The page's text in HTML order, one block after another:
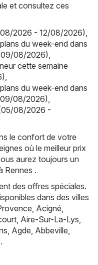
et consultez ces
2026 - 12/08/2026),
du week-end dans
08/2026),
cette semaine
,
du week-end dans
08/2026),
08/2026 -
le confort de votre
où le meilleur prix
aurez toujours un
Rennes .
des offres spéciales.
dans des villes
, Acigné,
, Aire-Sur-La-Lys,
, Agde, Abbeville,
.